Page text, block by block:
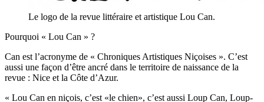
Le logo de la revue littéraire et artistique Lou Can.
Pourquoi « Lou Can » ?
Can est l’acronyme de « Chroniques Artistiques Niçoises ». C’est
aussi une façon d’être ancré dans le territoire de naissance de la
revue : Nice et la Côte d’Azur.
« Lou Can en niçois, c’est «le chien», c’est aussi Loup Can, Loup-